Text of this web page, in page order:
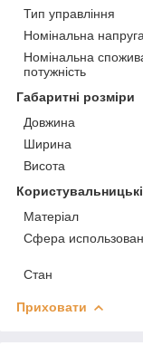
Тип управління
Номінальна напруга
Номінальна
потужність
Габаритні розміри
Довжина
Ширина
Висота
Матеріал
Сфера
Стан
Приховати